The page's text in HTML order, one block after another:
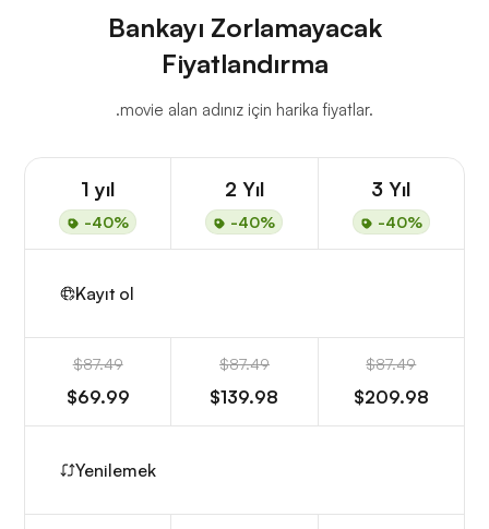
Bankayı Zorlamayacak
Fiyatlandırma
.movie alan adınız için harika fiyatlar.
1 yıl
-40%
2 Yıl
-40%
3 Yıl
-40%
Kayıt ol
$87.49
$69.99
$87.49
$139.98
$87.49
$209.98
Yenilemek